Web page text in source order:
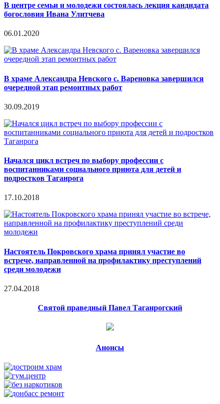
В центре семьи и молодежи состоялась лекция кандидата
богословия Ивана Улитчева
06.01.2020
В храме Александра Невского с. Вареновка завершился
очередной этап ремонтных работ
30.09.2019
Начался цикл встреч по выбору профессии с
воспитанниками социального приюта для детей и
подростков Таганрога
17.10.2018
Настоятель Покровского храма принял участие во
встрече, направленной на профилактику преступлений
среди молодежи
27.04.2018
Святой праведный Павел Таганрогский
Анонсы